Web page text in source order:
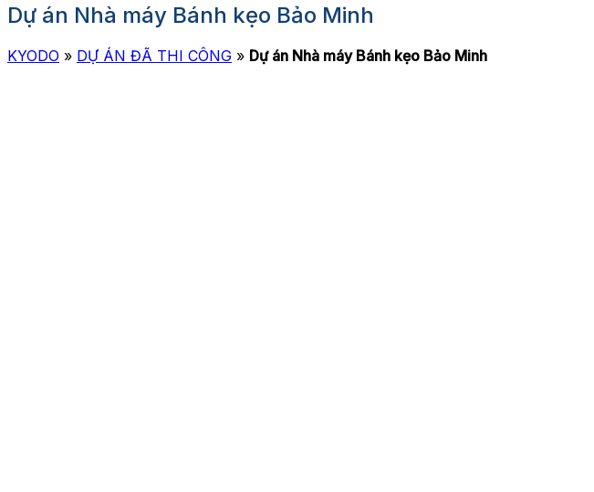
Dự án Nhà máy Bánh kẹo Bảo Minh
KYODO » DỰ ÁN ĐÃ THI CÔNG » Dự án Nhà máy Bánh kẹo Bảo Minh